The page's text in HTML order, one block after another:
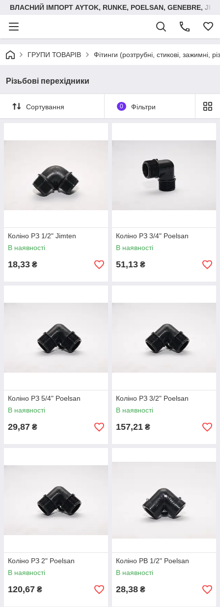
ВЛАСНИЙ ІМПОРТ AYTOK, RUNKE, POELSAN, GENEBRE,
ГРУПИ ТОВАРІВ Фітинги (розтрубні, стикові, зажимні,
Різьбові перехідники
Сортування 0 Фільтри
Коліно РЗ 1/2" Jimten
В наявності
18,33 ₴
Коліно РЗ 3/4" Poelsan
В наявності
51,13 ₴
Коліно РЗ 5/4" Poelsan
В наявності
29,87 ₴
Коліно РЗ 3/2" Poelsan
В наявності
157,21 ₴
Коліно РЗ 2" Poelsan
В наявності
120,67 ₴
Коліно РВ 1/2" Poelsan
В наявності
28,38 ₴